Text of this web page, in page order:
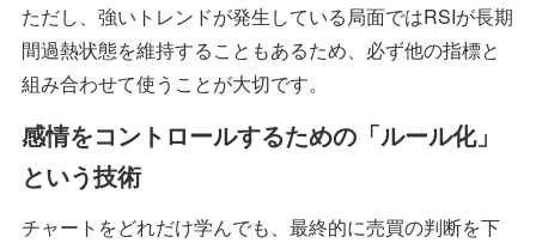
ただし、強いトレンドが発生している局面ではRSIが長期
間過熱状態を維持することもあるため、必ず他の指標と
組み合わせて使うことが大切です。
感情をコントロールするための「ルール化」
という技術
チャートをどれだけ学んでも、最終的に売買の判断を下